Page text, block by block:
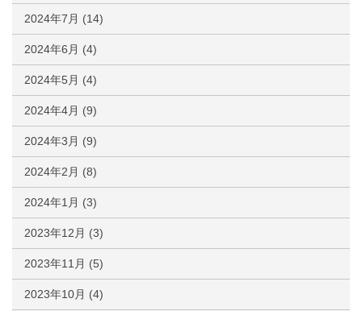
2024年7月 (14)
2024年6月 (4)
2024年5月 (4)
2024年4月 (9)
2024年3月 (9)
2024年2月 (8)
2024年1月 (3)
2023年12月 (3)
2023年11月 (5)
2023年10月 (4)